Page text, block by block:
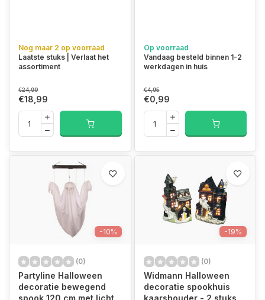
Nog maar 2 op voorraad
Laatste stuks | Verlaat het
assortiment
€24,99
€18,99
Op voorraad
Vandaag besteld binnen 1-2
werkdagen in huis
€4,95
€0,99
-10%
(0)
Partyline Halloween
decoratie bewegend
spook 120 cm met licht
-19%
(0)
Widmann Halloween
decoratie spookhuis
kaarshouder - 2 stuks